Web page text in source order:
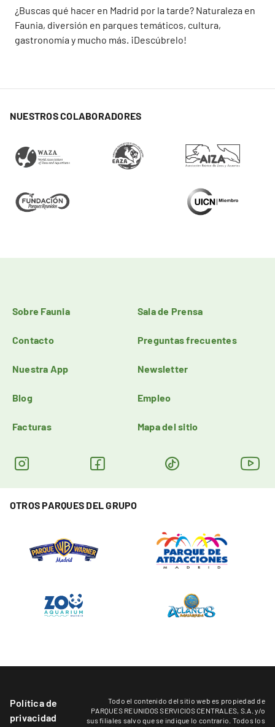
¿Buscas qué hacer en Madrid por la tarde? Naturaleza en
Faunia, diversión en parques temáticos, cultura,
gastronomía y mucho más. ¡Descúbrelo!
NUESTROS COLABORADORES
Sobre Faunia Sala de Prensa
Contacto Preguntas frecuentes
Nuestra App Newsletter
Blog Empleo
Facturas Mapa del sitio
OTROS PARQUES DEL GRUPO
Política de
privacidad
Todo el contenido del sitio web es propiedad de
PARQUES REUNIDOS SERVICIOS CENTRALES, S.A. y/o
sus filiales salvo que se indique lo contrario. Todos los